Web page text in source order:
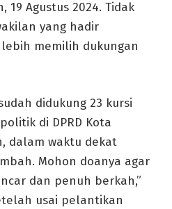
19 Agustus 2024. Tidak
yang hadir
memilih dukungan
didukung 23 kursi
di DPRD Kota
dalam waktu dekat
Mohon doanya agar
dan penuh berkah,”
usai pelantikan